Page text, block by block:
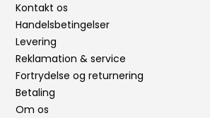
Kontakt os
Handelsbetingelser
Levering
Reklamation & service
Fortrydelse og returnering
Betaling
Om os